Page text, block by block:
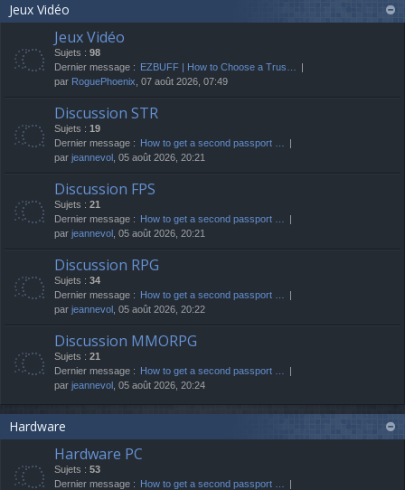
Jeux Vidéo
Jeux Vidéo
Sujets : 98
Dernier message : EZBUFF | How to Choose a Trus…
par RoguePhoenix , 07 août 2026, 07:49
Discussion STR
Sujets : 19
Dernier message : How to get a second passport …
par jeannevol , 05 août 2026, 20:21
Discussion FPS
Sujets : 21
Dernier message : How to get a second passport …
par jeannevol , 05 août 2026, 20:21
Discussion RPG
Sujets : 34
Dernier message : How to get a second passport …
par jeannevol , 05 août 2026, 20:22
Discussion MMORPG
Sujets : 21
Dernier message : How to get a second passport …
par jeannevol , 05 août 2026, 20:24
Hardware
Hardware PC
Sujets : 53
Dernier message : How to get a second passport …